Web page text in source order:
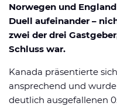
Norwegen und
Duell aufeinander –
zwei der drei
Schluss war.
Kanada präsentierte
ansprechend und
deutlich ausgefallenen